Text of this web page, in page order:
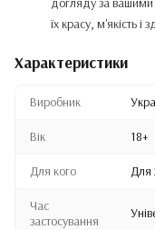
їх красу, м'якість і
Характеристики
Виробник
Вік 18+
Для кого Для
Час
застосування